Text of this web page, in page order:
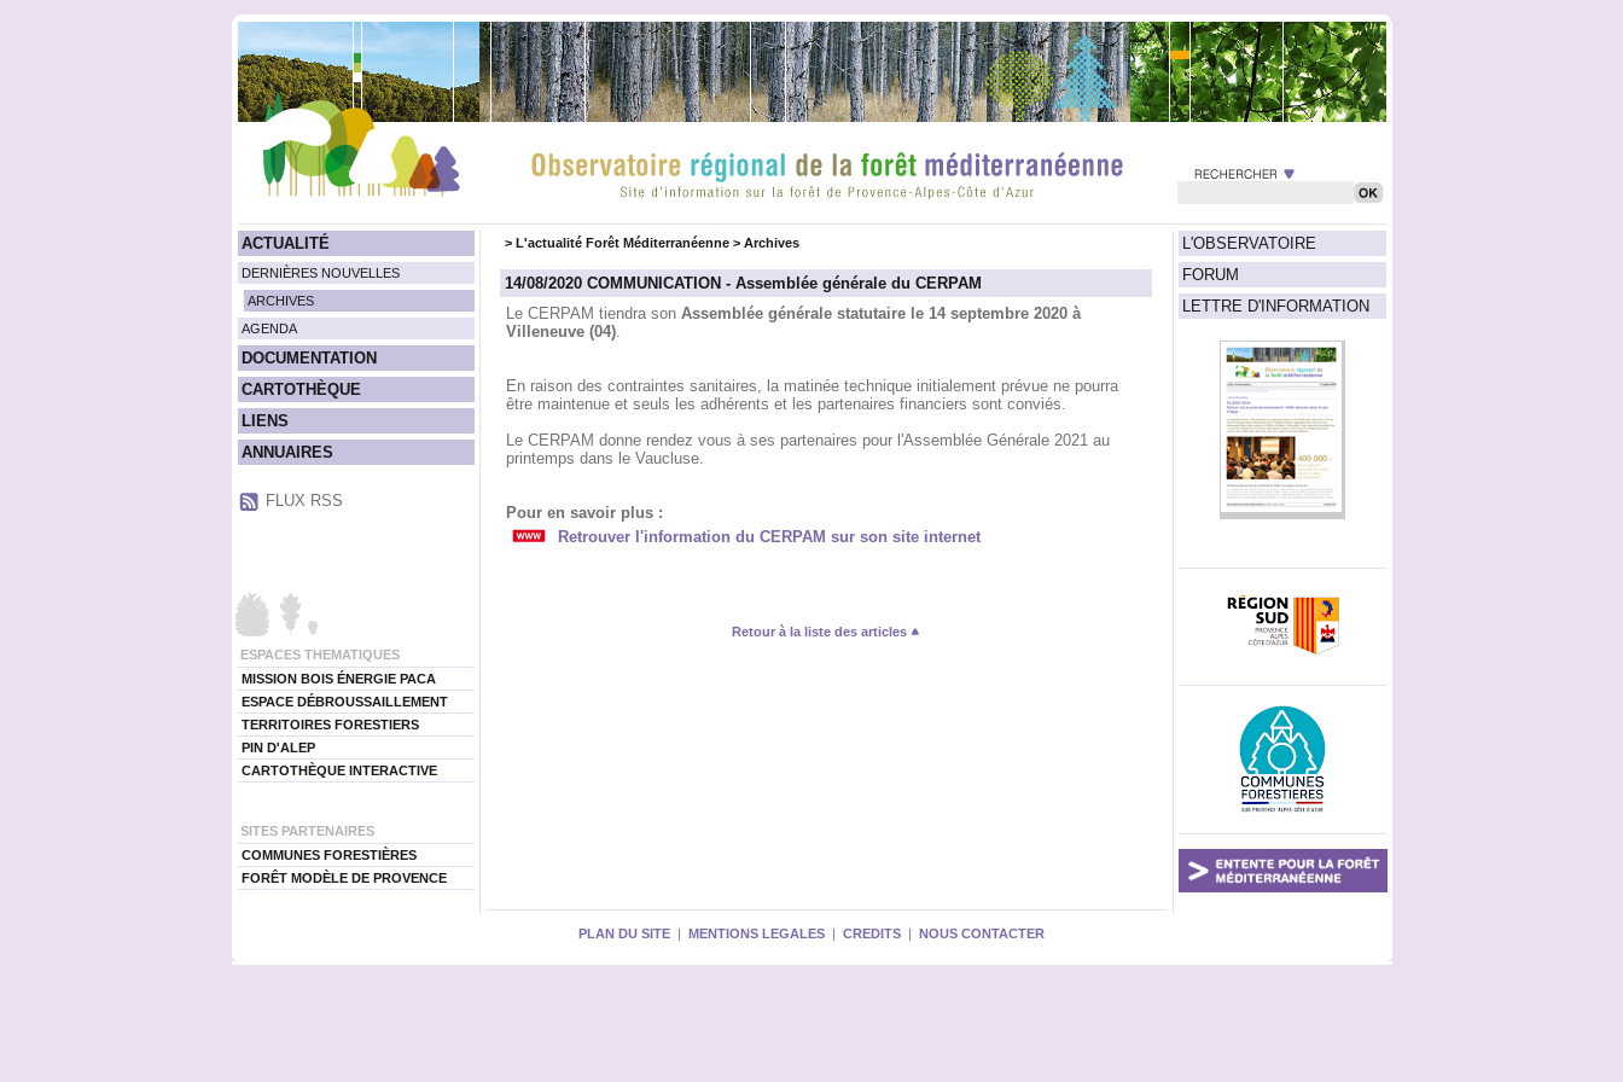
ACTUALITÉ
DERNIÈRES NOUVELLES
ARCHIVES
AGENDA
DOCUMENTATION
CARTOTHÈQUE
LIENS
ANNUAIRES
FLUX RSS
ESPACES THEMATIQUES
MISSION BOIS ÉNERGIE PACA
ESPACE DÉBROUSSAILLEMENT
TERRITOIRES FORESTIERS
PIN D'ALEP
CARTOTHÈQUE INTERACTIVE
SITES PARTENAIRES
COMMUNES FORESTIÈRES
FORÊT MODÈLE DE PROVENCE
L'OBSERVATOIRE
FORUM
LETTRE D'INFORMATION
> L'actualité Forêt Méditerranéenne> Archives
14/08/2020 COMMUNICATION - Assemblée générale du CERPAM
Le CERPAM tiendra son Assemblée générale statutaire le 14 septembre 2020 à
Villeneuve (04).
En raison des contraintes sanitaires, la matinée technique initialement prévue ne pourra
être maintenue et seuls les adhérents et les partenaires financiers sont conviés.
Le CERPAM donne rendez vous à ses partenaires pour l'Assemblée Générale 2021 au
printemps dans le Vaucluse.
Pour en savoir plus :
Retrouver l'information du CERPAM sur son site internet
Retour à la liste des articles
PLAN DU SITE | MENTIONS LEGALES | CREDITS | NOUS CONTACTER